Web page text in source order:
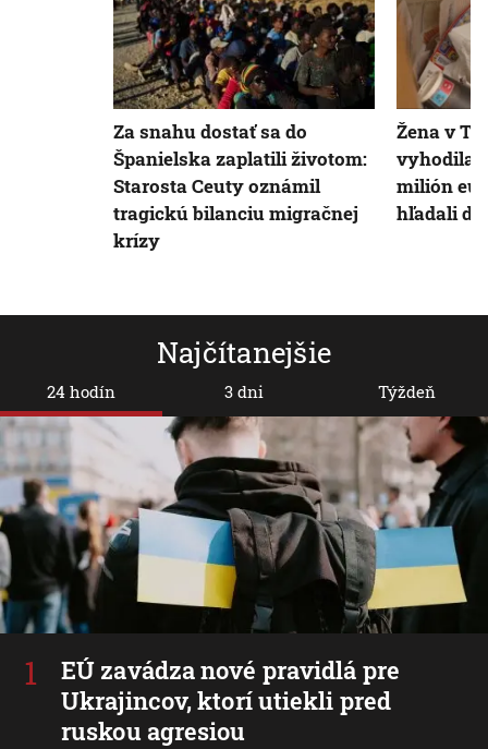
Najčítanejšie
24 hodín
EÚ zavádza nové pravidlá pre
Ukrajincov, ktorí utiekli pred
ruskou agresiou
3 dni Týždeň
Za snahu dostať sa do
Španielska zaplatili životom:
Starosta Ceuty oznámil
tragickú bilanciu migračnej
krízy
Žena v
vyhodila
milión
hľadali